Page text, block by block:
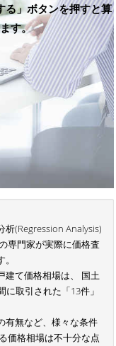
る」ボタンを押すと算
す。
(Regression Analysis)
専門家が実際に価格査
建て価格相場は、 国土
取引された「13件」
有無など、様々な条件
価格相場は不十分な点